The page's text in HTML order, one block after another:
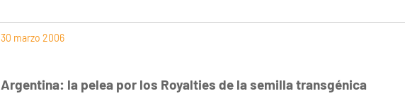
30 marzo 2006
Argentina: la pelea por los Royalties de la semilla transgénica